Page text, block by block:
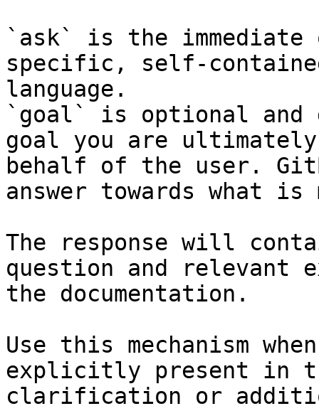
`ask` is the
specific, self-
language.
`goal` is optional and
goal you are
behalf of the user.
answer towards what
The response will
question and relevant
the documentation.
Use this mechanism
explicitly present in
clarification or